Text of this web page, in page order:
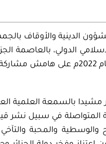
الدينية والأوقاف
لعام 1444هـ الموافق 12 من شهر
مشيدا بالسمعة العلمية
في سبيل نشر قيم
والوسطية والمحبة